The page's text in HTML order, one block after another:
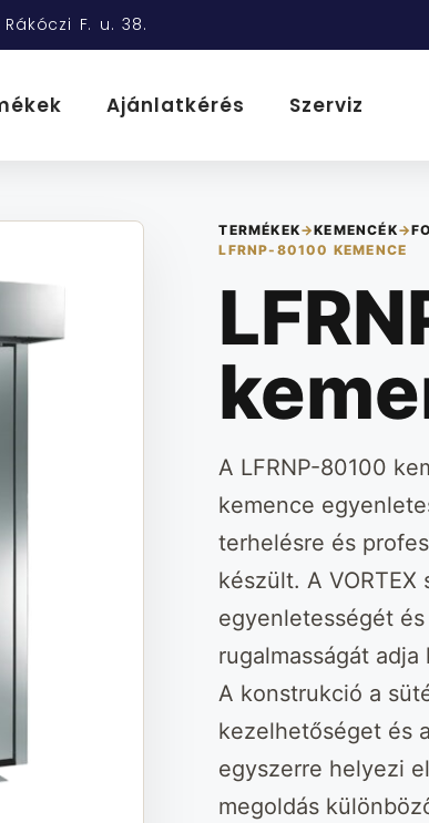
Rákóczi F. u. 38.
Ajánlatkérés Szerviz
TERMÉKEK→KEMENCÉK→
LFRNP-80100 KEMENCE
A LFRNP-80100
kemence
terhelésre és
készült. A
egyenletességét
rugalmasságát
A konstrukció a
kezelhetőséget és
egyszerre helyezi
megoldás